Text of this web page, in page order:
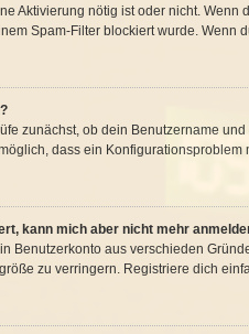
Aktivierung nötig ist oder nicht.
Spam-Filter blockiert wurde.
zunächst, ob dein Benutzername
dass ein
kann mich aber nicht mehr
Benutzerkonto aus verschieden
zu verringern. Registriere dich